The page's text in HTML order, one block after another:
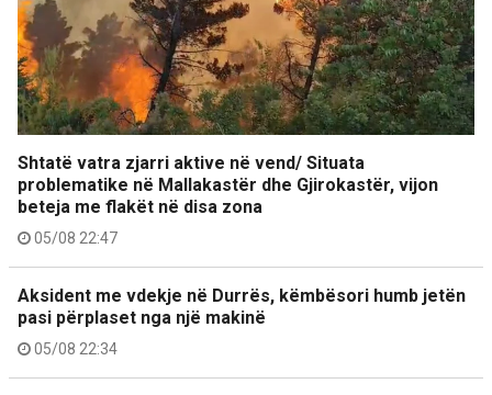
Shtatë vatra zjarri aktive në vend/ Situata
problematike në Mallakastër dhe Gjirokastër, vijon
beteja me flakët në disa zona
05/08 22:47
Aksident me vdekje në Durrës, këmbësori humb jetën
pasi përplaset nga një makinë
05/08 22:34